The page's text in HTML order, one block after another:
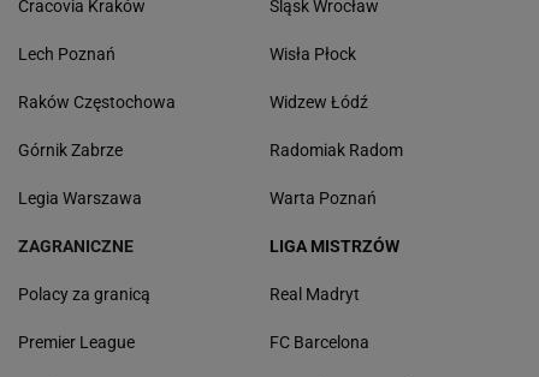
Cracovia Kraków
Lech Poznań
Raków Częstochowa
Górnik Zabrze
Legia Warszawa
Śląsk Wrocław
Wisła Płock
Widzew Łódź
Radomiak Radom
Warta Poznań
ZAGRANICZNE
Polacy za granicą
Premier League
LIGA MISTRZÓW
Real Madryt
FC Barcelona